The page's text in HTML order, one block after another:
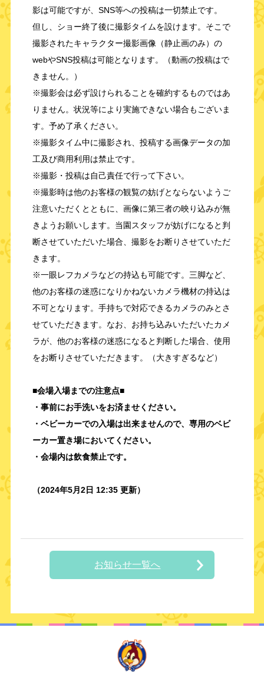
影は可能ですが、SNS等への投稿は一切禁止です。
但し、ショー終了後に撮影タイムを設けます。そこで
撮影されたキャラクター撮影画像（静止画のみ）の
webやSNS投稿は可能となります。（動画の投稿はで
きません。）
※撮影会は必ず設けられることを確約するものではあ
りません。状況等により実施できない場合もございま
す。予め了承ください。
※撮影タイム中に撮影され、投稿する画像データの加
工及び商用利用は禁止です。
※撮影・投稿は自己責任で行って下さい。
※撮影時は他のお客様の観覧の妨げとならないようご
注意いただくとともに、画像に第三者の映り込みが無
きようお願いします。当園スタッフが妨げになると判
断させていただいた場合、撮影をお断りさせていただ
きます。
※一眼レフカメラなどの持込も可能です。三脚など、
他のお客様の迷惑になりかねないカメラ機材の持込は
不可となります。手持ちで対応できるカメラのみとさ
せていただきます。なお、お持ち込みいただいたカメ
ラが、他のお客様の迷惑になると判断した場合、使用
をお断りさせていただきます。（大きすぎるなど）
■会場入場までの注意点■
・事前にお手洗いをお済ませください。
・ベビーカーでの入場は出来ませんので、専用のベビ
ーカー置き場においてください。
・会場内は飲食禁止です。
（2024年5月2日 12:35 更新）
お知らせ一覧へ